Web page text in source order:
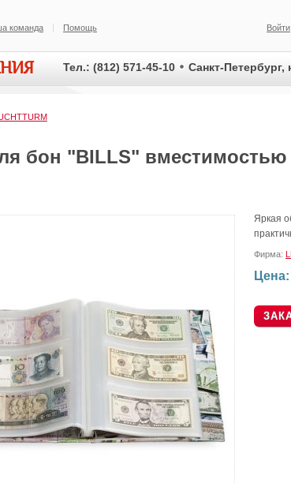
команда Помощь Войти
Тел.: (812) 571-45-10 Санкт-
бон "BILLS" вместимостью
Яркая
Фирма: